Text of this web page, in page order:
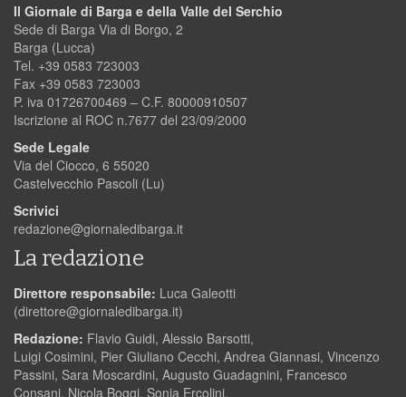
Il Giornale di Barga e della Valle del Serchio
Sede di Barga Via di Borgo, 2
Barga (Lucca)
Tel. +39 0583 723003
Fax +39 0583 723003
P. iva 01726700469 – C.F. 80000910507
Iscrizione al ROC n.7677 del 23/09/2000
Sede Legale
Via del Ciocco, 6 55020
Castelvecchio Pascoli (Lu)
Scrivici
redazione@giornaledibarga.it
La redazione
Direttore responsabile: Luca Galeotti
(direttore@giornaledibarga.it)
Redazione: Flavio Guidi, Alessio Barsotti,
Luigi Cosimini, Pier Giuliano Cecchi, Andrea Giannasi, Vincenzo
Passini, Sara Moscardini, Augusto Guadagnini, Francesco
Consani, Nicola Boggi, Sonia Ercolini.